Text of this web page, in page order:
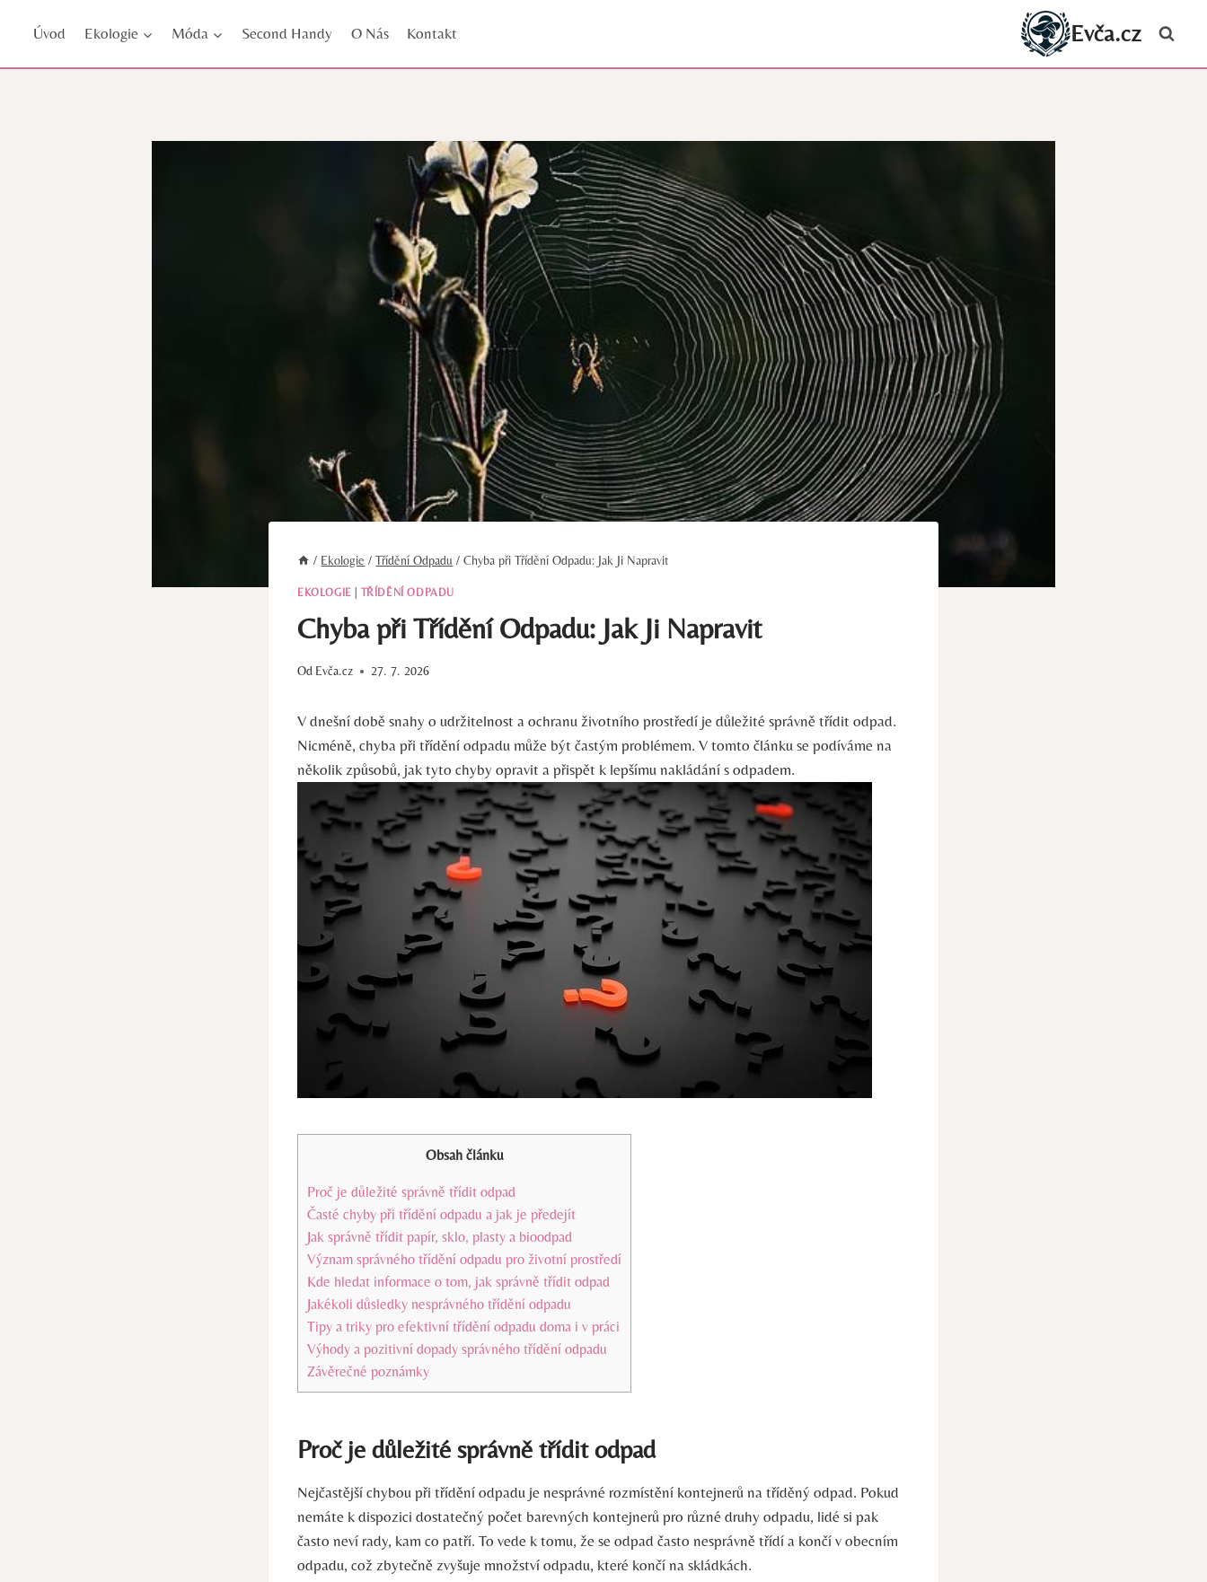
Úvod Ekologie Móda Second Handy O Nás Kontakt Evča.cz
/ Ekologie / Třídění Odpadu / Chyba při Třídění Odpadu: Jak Ji Napravit
EKOLOGIE TŘÍDĚNÍ ODPADU
Chyba při Třídění Odpadu: Jak Ji Napravit
Od Evča.cz 27. 7. 2026
V dnešní době snahy o udržitelnost a ochranu životního prostředí ⁣je důležité správně⁤ třídit odpad.
Nicméně, ⁣chyba při třídění​ odpadu ‌může být častým problémem. ‍V tomto článku ⁣se podíváme ‌na
několik‌ způsobů, ⁤jak‍ tyto chyby opravit ⁤a přispět k lepšímu nakládání‌ s odpadem.
Obsah článku
Proč je ⁢důležité správně třídit odpad
Časté​ chyby při‍ třídění odpadu a jak je‌ předejít
Jak správně třídit papír, sklo,⁤ plasty ‍a bioodpad
Význam správného‌ třídění odpadu pro životní prostředí
Kde hledat⁤ informace o tom, ⁣jak správně třídit odpad
Jakékoli důsledky nesprávného ‌třídění odpadu
Tipy a triky pro efektivní třídění odpadu‍ doma i v práci
Výhody a pozitivní dopady‌ správného třídění odpadu
Závěrečné poznámky
Proč je ⁢důležité správně třídit odpad
Nejčastější chybou při třídění odpadu ⁢je nesprávné ⁤rozmístění kontejnerů ​na tříděný ⁤odpad.​ Pokud
nemáte ‍k dispozici dostatečný počet barevných kontejnerů pro různé⁢ druhy odpadu, lidé si​ pak
často⁤ neví rady,⁣ kam⁣ co patří. To​ vede​ k tomu, že se odpad často nesprávně třídí a ‌končí v obecním
odpadu, což zbytečně zvyšuje ‌množství‌ odpadu, které končí na skládkách.